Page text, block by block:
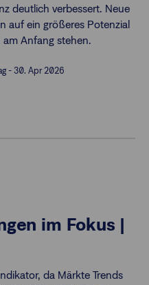
deutlich verbessert. Neue
auf ein größeres Potenzial
Anfang stehen.
- 30. Apr 2026
im Fokus |
da Märkte Trends